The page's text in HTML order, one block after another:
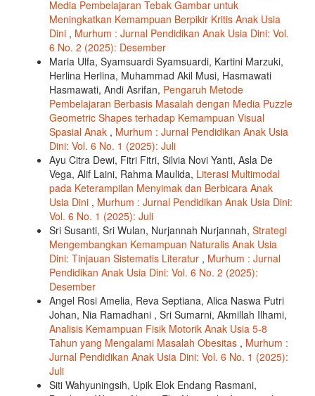
Media Pembelajaran Tebak Gambar untuk
Meningkatkan Kemampuan Berpikir Kritis Anak Usia
Dini , Murhum : Jurnal Pendidikan Anak Usia Dini: Vol.
6 No. 2 (2025): Desember
Maria Ulfa, Syamsuardi Syamsuardi, Kartini Marzuki,
Herlina Herlina, Muhammad Akil Musi, Hasmawati
Hasmawati, Andi Asrifan, Pengaruh Metode
Pembelajaran Berbasis Masalah dengan Media Puzzle
Geometric Shapes terhadap Kemampuan Visual
Spasial Anak , Murhum : Jurnal Pendidikan Anak Usia
Dini: Vol. 6 No. 1 (2025): Juli
Ayu Citra Dewi, Fitri Fitri, Silvia Novi Yanti, Asla De
Vega, Alif Laini, Rahma Maulida, Literasi Multimodal
pada Keterampilan Menyimak dan Berbicara Anak
Usia Dini , Murhum : Jurnal Pendidikan Anak Usia Dini:
Vol. 6 No. 1 (2025): Juli
Sri Susanti, Sri Wulan, Nurjannah Nurjannah, Strategi
Mengembangkan Kemampuan Naturalis Anak Usia
Dini: Tinjauan Sistematis Literatur , Murhum : Jurnal
Pendidikan Anak Usia Dini: Vol. 6 No. 2 (2025):
Desember
Angel Rosi Amelia, Reva Septiana, Alica Naswa Putri
Johan, Nia Ramadhani , Sri Sumarni, Akmillah Ilhami,
Analisis Kemampuan Fisik Motorik Anak Usia 5-8
Tahun yang Mengalami Masalah Obesitas , Murhum :
Jurnal Pendidikan Anak Usia Dini: Vol. 6 No. 1 (2025):
Juli
Siti Wahyuningsih, Upik Elok Endang Rasmani,